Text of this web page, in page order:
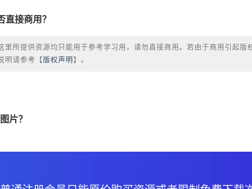
接商用？
里所提供资源均只能用于参考学习用，请勿直接商用。若由于商用引起版
明请参考【 版权声明 】。
片？